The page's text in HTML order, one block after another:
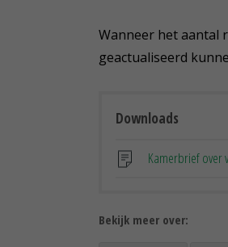
Wanneer het aantal
geactualiseerd
Downloads
Kamerbrief over
Bekijk meer over: